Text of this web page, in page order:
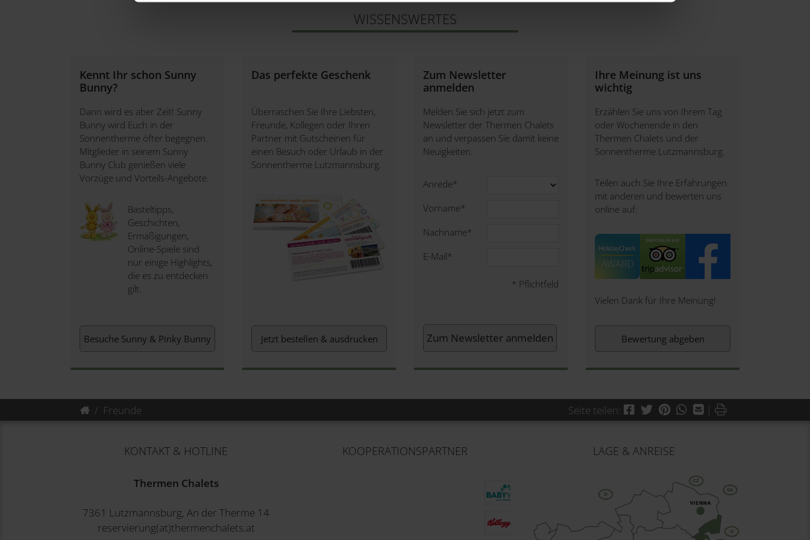
Sollten Sie Fragen haben, dann ist unsere Datenschutzerklärung ein guter Ort, um über die Verarbeitung Ihrer Daten, Ihre
WISSENSWERTES
Kennt Ihr schon Sunny
Bunny?
Dann wird es aber Zeit! Sunny
Bunny wird Euch in der
Sonnentherme öfter begegnen.
Mitglieder in seinem Sunny
Bunny Club genießen viele
Vorzüge und Vorteils-Angebote.
Basteltipps,
Geschichten,
Ermäßigungen,
Online-Spiele sind
nur einige Highlights,
die es zu entdecken
gilt.
Besuche Sunny & Pinky Bunny
Das perfekte Geschenk
Überraschen Sie Ihre Liebsten,
Freunde, Kollegen oder Ihren
Partner mit Gutscheinen für
einen Besuch oder Urlaub in der
Sonnentherme Lutzmannsburg.
Jetzt bestellen & ausdrucken
Zum Newsletter
anmelden
Melden Sie sich jetzt zum
Newsletter der Thermen Chalets
an und verpassen Sie damit keine
Neuigkeiten.
Anrede*
Vorname*
Nachname*
E-Mail*
* Pflichtfeld
Ihre Meinung ist uns
wichtig
Erzählen Sie uns von Ihrem Tag
oder Wochenende in den
Thermen Chalets und der
Sonnentherme Lutzmannsburg.
Teilen auch Sie Ihre Erfahrungen
mit anderen und bewerten uns
online auf:
Vielen Dank für Ihre Meinung!
Bewertung abgeben
Freunde Seite teilen: Facebook
Twitter
PinterestWhatsApp
Mail
| Drucken
KONTAKT & HOTLINE
Thermen Chalets
7361 Lutzmannsburg, An der Therme 14
reservierung(at)thermenchalets.at
KOOPERATIONSPARTNER LAGE & ANREISE